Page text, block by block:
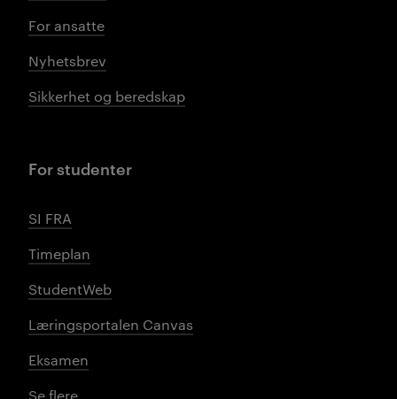
For ansatte
Nyhetsbrev
Sikkerhet og beredskap
For studenter
SI FRA
Timeplan
StudentWeb
Læringsportalen Canvas
Eksamen
Se flere